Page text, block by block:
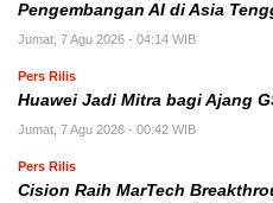
Pengembangan AI di Asia
Jumat, 7 Agu 2026 - 04:14 WIB
Pers Rilis
Huawei Jadi Mitra bagi Ajang
Jumat, 7 Agu 2026 - 00:42 WIB
Pers Rilis
Cision Raih MarTech